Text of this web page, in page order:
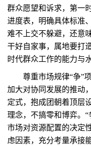
群众愿望和诉求，第一
进度表，明确具体标准
难不上交不躲避，还意
干好自家事，属地要打
时代群众工作的能力与
尊重市场规律“争”项
加大对协同发展的推动
定式，抱成团朝着顶层
理念，不搞零和博弈。
市场对资源配置的决定
虑因素，充分考量承接